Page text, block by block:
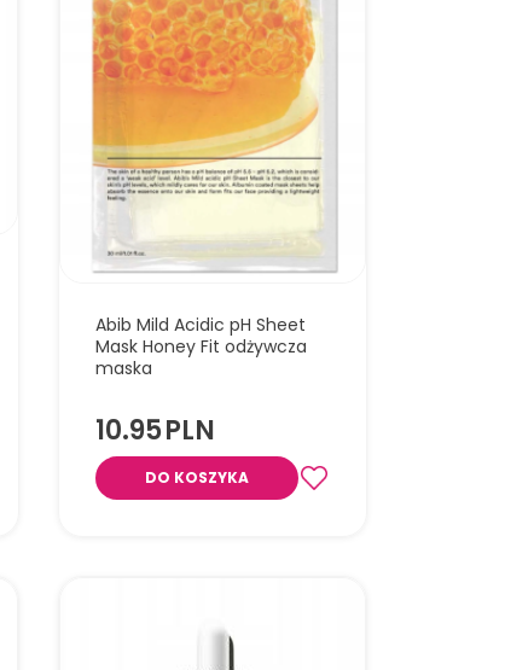
pszczelim, która intensywnie nawilża,
regeneruje i rozświetla skórę.
Abib Mild Acidic pH Sheet
Mask Honey Fit odżywcza
maska
10.95PLN
DO KOSZYKA